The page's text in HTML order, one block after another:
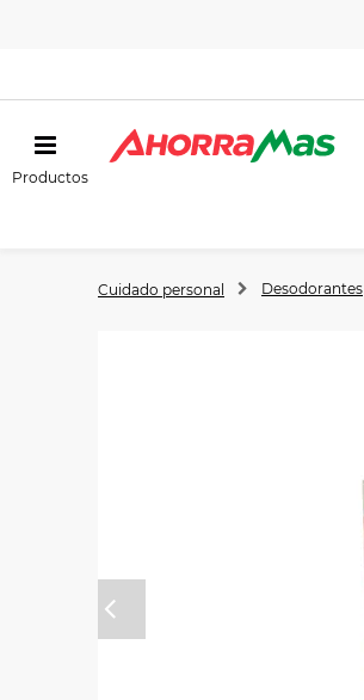
Productos
Cuidado personal Desodorantes
Anterior